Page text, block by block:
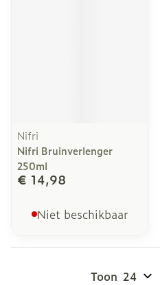
Nifri
Nifri Bruinverlenger
250ml
€ 14,98
Niet beschikbaar
Toon